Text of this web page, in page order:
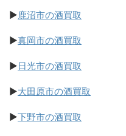
▶鹿沼市の酒買取
▶真岡市の酒買取
▶日光市の酒買取
▶大田原市の酒買取
▶下野市の酒買取